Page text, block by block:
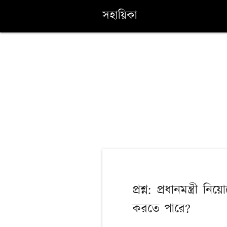
সহায়িকা
প্রশ্ন: প্রধানমন্ত্রী
করতে পারে?